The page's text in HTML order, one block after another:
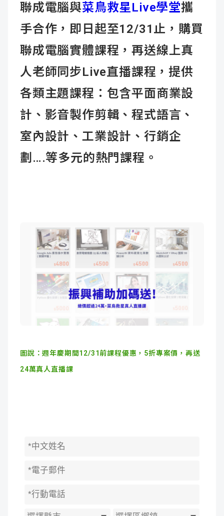
聯成電腦與菜鳥救星Live學堂攜
手合作，即日起至12/31止，購買
聯成電腦實體課程，再送線上真
人老師同步Live直播課程，提供
各類主題課程：包含平面商業設
計、影音製作剪輯、程式語言、
室內設計、工業設計、行銷企
劃….等多元的熱門課程。
圖說：週年慶期間12/31前課程優惠，5折專案價，再送
24萬真人直播課